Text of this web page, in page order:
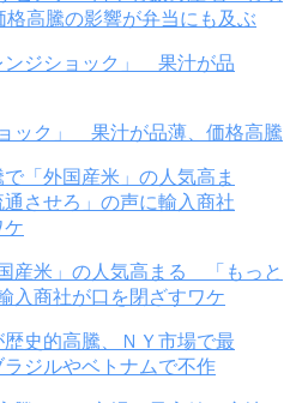
高騰の影響が弁当にも及ぶ
ック」 果汁が品薄、価格高騰
産米」の人気高まる 「もっと
入商社が口を閉ざすワケ